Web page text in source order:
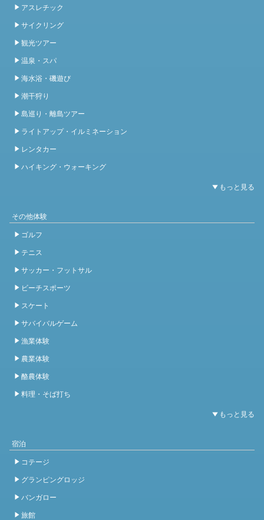
アスレチック
サイクリング
観光ツアー
温泉・スパ
海水浴・磯遊び
潮干狩り
島巡り・離島ツアー
ライトアップ・イルミネーション
レンタカー
ハイキング・ウォーキング
その他体験
ゴルフ
テニス
サッカー・フットサル
ビーチスポーツ
スケート
サバイバルゲーム
漁業体験
農業体験
酪農体験
料理・そば打ち
宿泊
コテージ
グランピングロッジ
バンガロー
旅館